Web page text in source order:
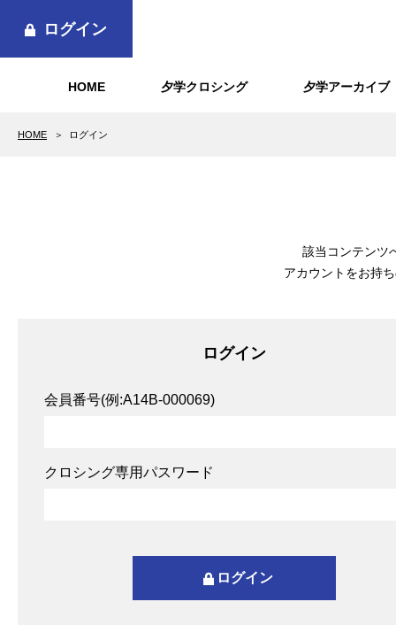
HOME 夕学クロシング 夕学アーカイブ
ログイン
HOME ログイン
該当コンテンツ
アカウントをお持
ログイン
会員番号(例:A14B-000069)
クロシング専用パスワード